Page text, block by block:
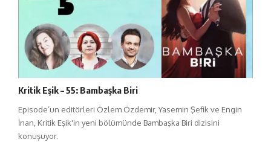
Kritik Eşik – 55: Bambaşka Biri
Episode’un editörleri Özlem Özdemir, Yasemin Şefik ve Engin
İnan, Kritik Eşik'in yeni bölümünde Bambaşka Biri dizisini
konuşuyor.